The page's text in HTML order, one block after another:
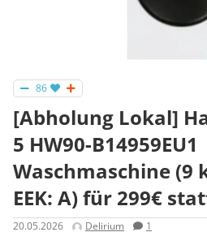
86
[Abholung Lokal]
5 HW90-B14959EU1
Waschmaschine (9
EEK: A) für 299€
20.05.2026 Delirium 1